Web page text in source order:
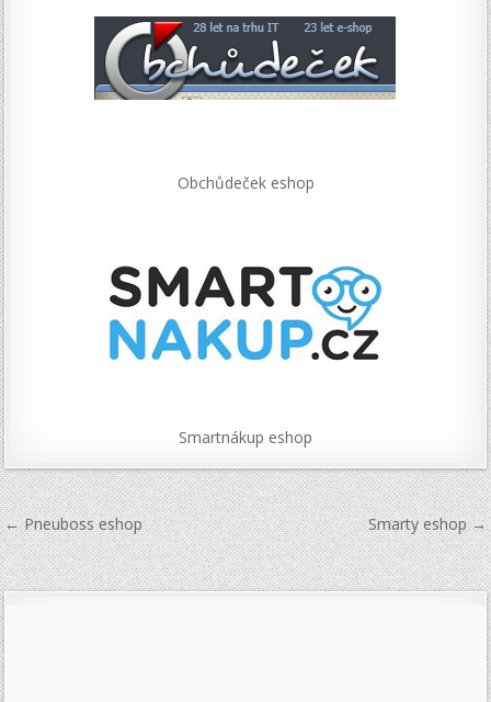
Obchůdeček eshop
Smartnákup eshop
Navigace
pro
příspěvek
← Pneuboss eshop Smarty eshop →